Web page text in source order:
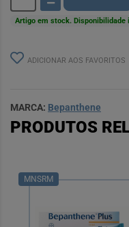
Artigo em stock. Disponibilidade
ADICIONAR AOS FAVORITOS
MARCA: Bepanthene
PRODUTOS
MNSRM